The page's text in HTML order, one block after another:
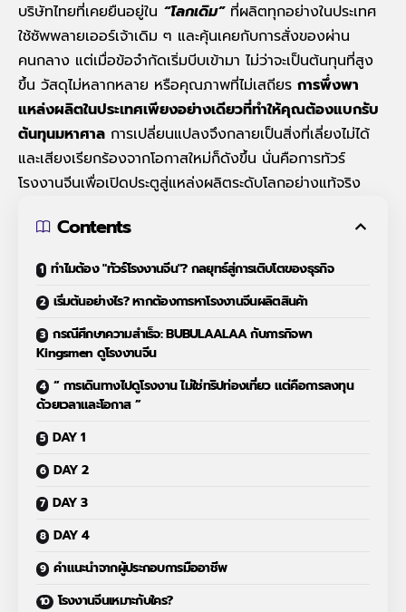
บริษัทไทยที่เคยยืนอยู่ใน “โลกเดิม”ที่ผลิตทุกอย่างในประเทศ
ใช้ซัพพลายเออร์เจ้าเดิม ๆ และคุ้นเคยกับการสั่งของผ่าน
คนกลาง แต่เมื่อข้อจำกัดเริ่มบีบเข้ามา ไม่ว่าจะเป็นต้นทุนที่สูง
ขึ้น วัสดุไม่หลากหลาย หรือคุณภาพที่ไม่เสถียร การพึ่งพา
แหล่งผลิตในประเทศเพียงอย่างเดียวที่ทำให้คุณต้องแบกรับ
ต้นทุนมหาศาล การเปลี่ยนแปลงจึงกลายเป็นสิ่งที่เลี่ยงไม่ได้
และเสียงเรียกร้องจากโอกาสใหม่ก็ดังขึ้น นั่นคือการทัวร์
โรงงานจีนเพื่อเปิดประตูสู่แหล่งผลิตระดับโลกอย่างแท้จริง
Contents
ทำไมต้อง "ทัวร์โรงงานจีน"? กลยุทธ์สู่การเติบโตของธุรกิจ
เริ่มต้นอย่างไร? หากต้องการหาโรงงานจีนผลิตสินค้า
กรณีศึกษาความสำเร็จ: BUBULAALAA กับภารกิจพา
Kingsmen ดูโรงงานจีน
“ การเดินทางไปดูโรงงาน ไม่ใช่ทริปท่องเที่ยว แต่คือการลงทุน
ด้วยเวลาและโอกาส ”
DAY 1
DAY 2
DAY 3
DAY 4
คำแนะนำจากผู้ประกอบการมืออาชีพ
โรงงานจีนเหมาะกับใคร?